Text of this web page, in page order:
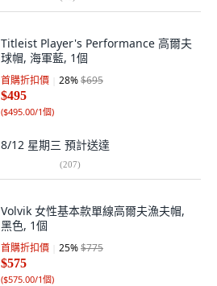
Titleist Player's Performance 高爾夫
球帽, 海軍藍, 1個
首購折扣價 28%$695
$495
($495.00/1個)
8/12 星期三 預計送達
(207)
Volvik 女性基本款單線高爾夫漁夫帽,
黑色, 1個
首購折扣價 25%$775
$575
($575.00/1個)